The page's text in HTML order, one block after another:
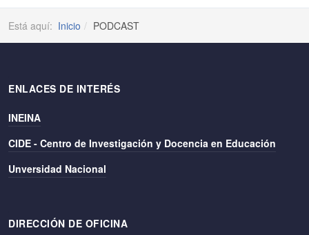
Está aquí: Inicio PODCAST
ENLACES DE INTERÉS
INEINA
CIDE - Centro de Investigación y Docencia en Educación
Unversidad Nacional
DIRECCIÓN DE OFICINA